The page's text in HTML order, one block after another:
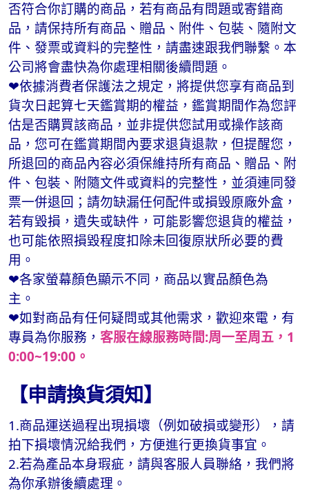
否符合你訂購的商品，若有商品有問題或寄錯商
品，請保持所有商品、贈品、附件、包裝、隨附文
件、發票或資料的完整性，請盡速跟我們聯繫。本
公司將會盡快為你處理相關後續問題。
❤依據消費者保護法之規定，將提供您享有商品到
貨次日起算七天鑑賞期的權益，鑑賞期間作為您評
估是否購買該商品，並非提供您試用或操作該商
品，您可在鑑賞期間內要求退貨退款，但提醒您，
所退回的商品內容必須保維持所有商品、贈品、附
件、包裝、附隨文件或資料的完整性，並須連同發
票一併退回；請勿缺漏任何配件或損毁原廠外盒，
若有毀損，遺失或缺件，可能影響您退貨的權益，
也可能依照損毀程度扣除未回復原狀所必要的費
用。
❤各家螢幕顏色顯示不同，商品以實品顏色為
主。
❤如對商品有任何疑問或其他需求，歡迎來電，有
專員為你服務， 客服在線服務時間:周一至周五，1
0:00~19:00。
【申請換貨須知】
1.商品運送過程出現損壞（例如破損或變形），請
拍下損壞情況給我們，方便進行更換貨事宜。
2.若為產品本身瑕疵，請與客服人員聯絡，我們將
為你承辦後續處理。